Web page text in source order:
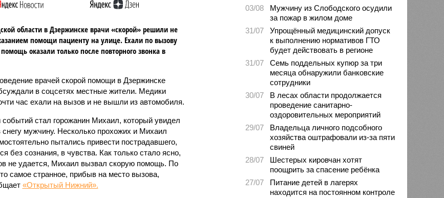
области в Дзержинске врачи «скорой» решили не
помощи пациенту на улице. Ехали по вызову
оказали только после повторного звонка в
врачей скорой помощи в Дзержинске
в соцсетях местные жители. Медики
час ехали на вызов и не вышли из автомобиля.
стал горожанин Михаил, который увидел
мужчину. Несколько прохожих и Михаил
пытались привести пострадавшего,
без сознания, в чувства. Как только стало ясно,
не удается, Михаил вызвал скорую помощь. По
самое странное, прибыв на место вызова,
«Открытый Нижний».
03/08
Мужчину из Слободского осудили
за пожар в жилом доме
31/07
Упрощённый медицинский допуск
к выполнению нормативов ГТО
будет действовать в регионе
31/07
Семь поддельных купюр за три
месяца обнаружили банковские
сотрудники
30/07
В лесах области продолжается
проведение санитарно-
оздоровительных мероприятий
29/07
Владельца личного подсобного
хозяйства оштрафовали из-за пяти
свиней
28/07
Шестерых кировчан хотят
поощрить за спасение ребёнка
27/07
Питание детей в лагерях
находится на постоянном контроле